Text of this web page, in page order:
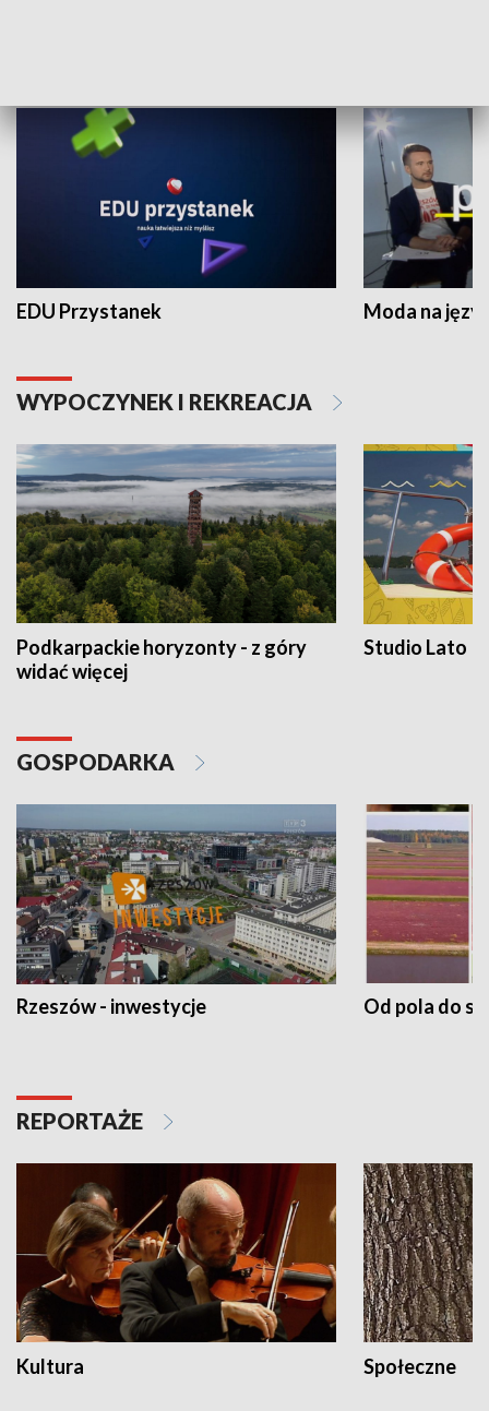
EDU Przystanek Moda na
WYPOCZYNEK I REKREACJA
Podkarpackie horyzonty - z góry
widać więcej
Studio Lato
GOSPODARKA
Rzeszów - inwestycje Od pola do
REPORTAŻE
Kultura Społeczne